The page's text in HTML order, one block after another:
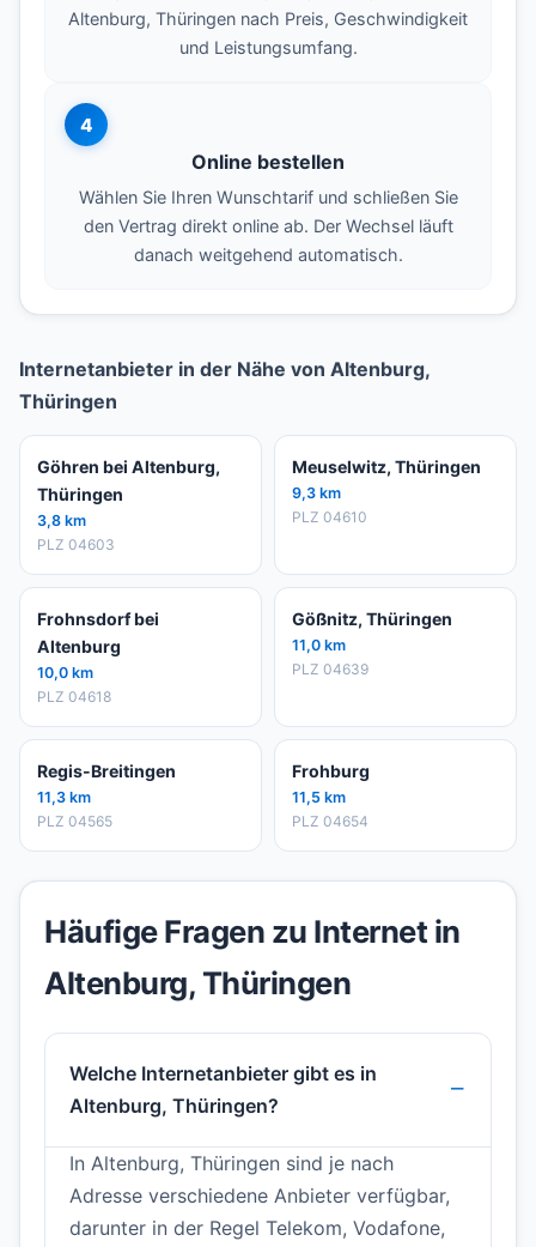
Altenburg, Thüringen nach Preis, Geschwindigkeit
und Leistungsumfang.
4
Online bestellen
Wählen Sie Ihren Wunschtarif und schließen Sie
den Vertrag direkt online ab. Der Wechsel läuft
danach weitgehend automatisch.
Internetanbieter in der Nähe von Altenburg,
Thüringen
Göhren bei Altenburg,
Thüringen
3,8 km
PLZ 04603
Meuselwitz, Thüringen
9,3 km
PLZ 04610
Frohnsdorf bei
Altenburg
10,0 km
PLZ 04618
Gößnitz, Thüringen
11,0 km
PLZ 04639
Regis-Breitingen
11,3 km
PLZ 04565
Frohburg
11,5 km
PLZ 04654
Häufige Fragen zu Internet in
Altenburg, Thüringen
Welche Internetanbieter gibt es in
Altenburg, Thüringen?
In Altenburg, Thüringen sind je nach
Adresse verschiedene Anbieter verfügbar,
darunter in der Regel Telekom, Vodafone,